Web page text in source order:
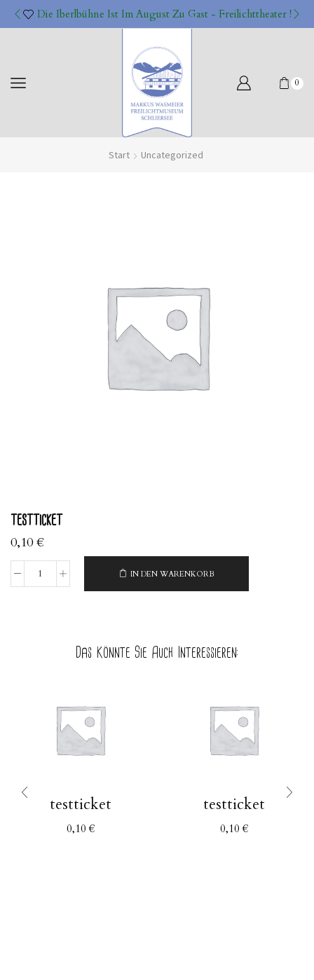
Die Iberlbühne Ist Im August Zu Gast - Freilichttheater !
0
Start Uncategorized
testticket
0,10€
testticket
IN DEN WARENKORB
Das Könnte Sie Auch Interessieren:
testticket
0,10€
testticket
0,10€